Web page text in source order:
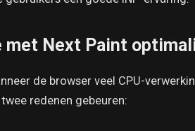
met Next Paint
de browser veel CPU-
redenen gebeuren: